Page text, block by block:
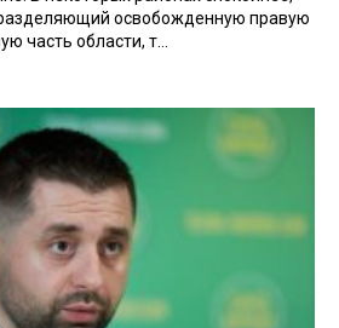
освобожденную правую
часть области, т...